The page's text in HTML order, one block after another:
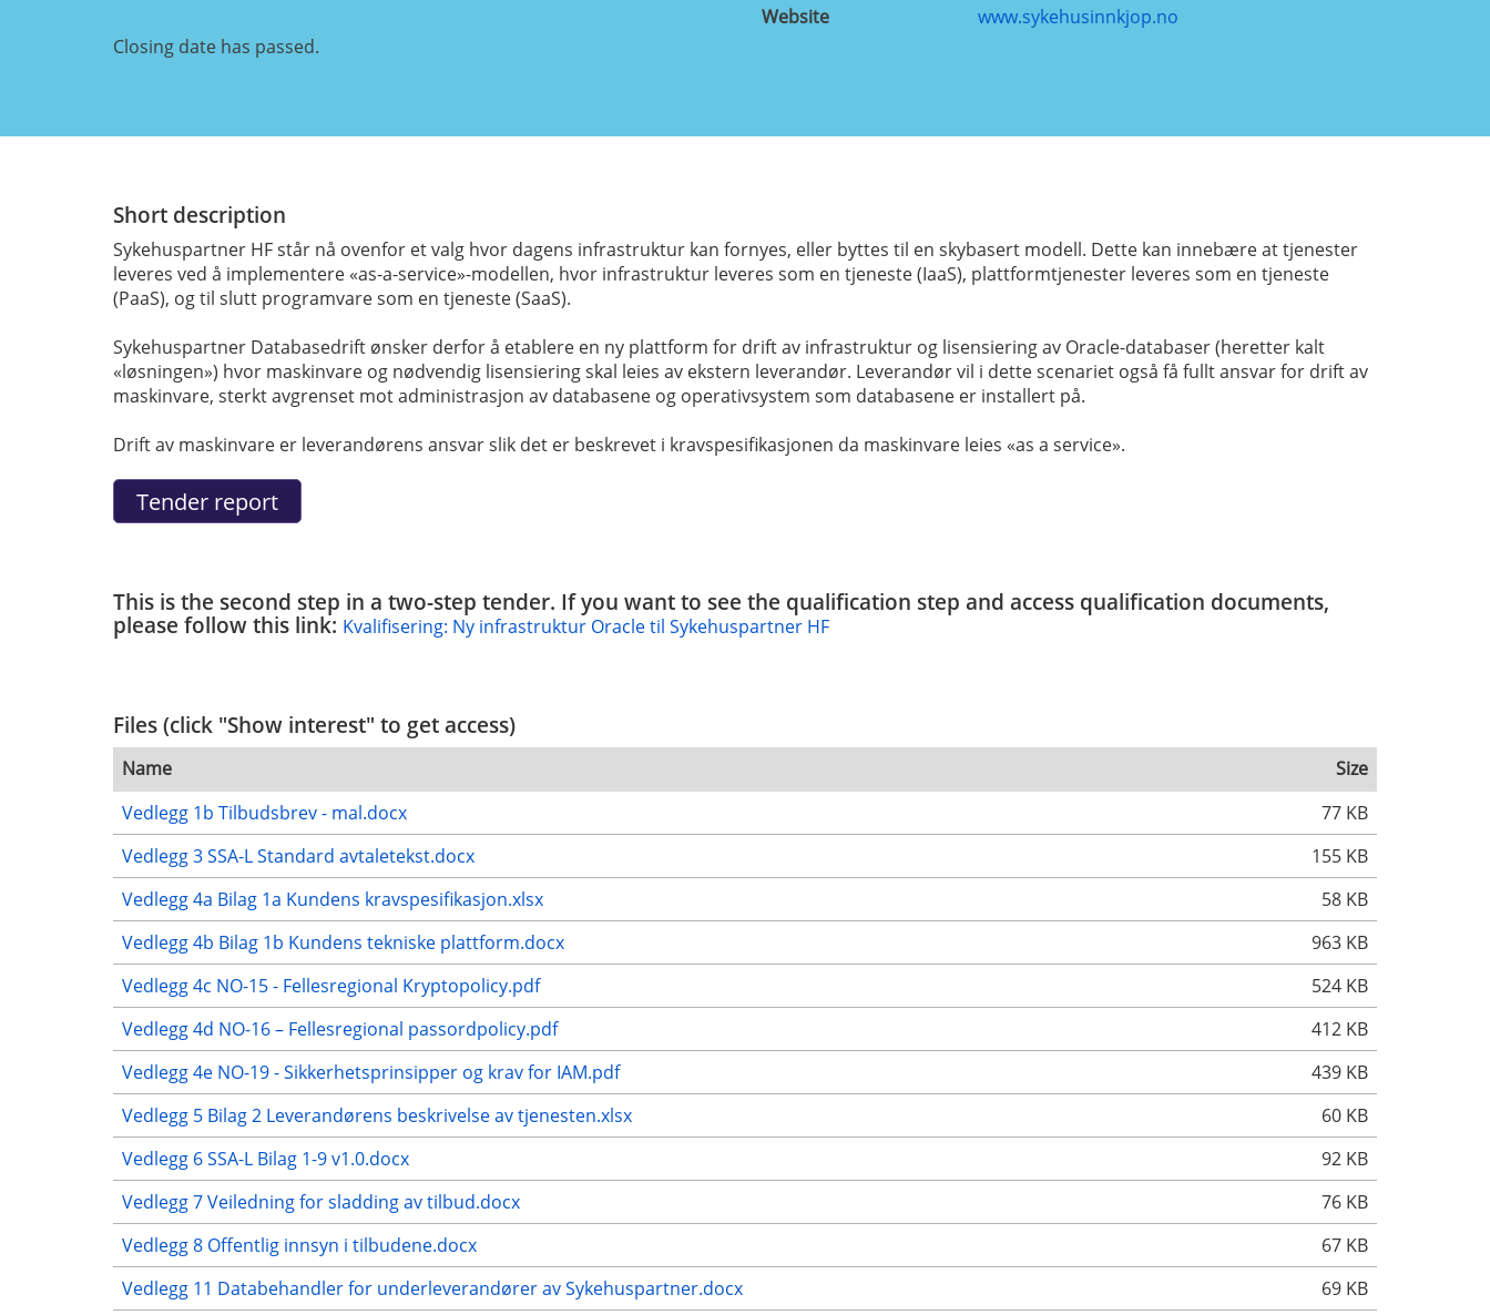
Website
www.sykehusinnkjop.no
Closing date has passed.
Short description
Sykehuspartner HF står nå ovenfor et valg hvor dagens infrastruktur kan fornyes, eller byttes til en skybasert modell. Dette kan innebære at tjenester
leveres ved å implementere «as-a-service»-modellen, hvor infrastruktur leveres som en tjeneste (IaaS), plattformtjenester leveres som en tjeneste
(PaaS), og til slutt programvare som en tjeneste (SaaS).
Sykehuspartner Databasedrift ønsker derfor å etablere en ny plattform for drift av infrastruktur og lisensiering av Oracle-databaser (heretter kalt
«løsningen») hvor maskinvare og nødvendig lisensiering skal leies av ekstern leverandør. Leverandør vil i dette scenariet også få fullt ansvar for drift av
maskinvare, sterkt avgrenset mot administrasjon av databasene og operativsystem som databasene er installert på.
Drift av maskinvare er leverandørens ansvar slik det er beskrevet i kravspesifikasjonen da maskinvare leies «as a service».
This is the second step in a two-step tender. If you want to see the qualification step and access qualification documents,
please follow this link: Kvalifisering: Ny infrastruktur Oracle til Sykehuspartner HF
Files (click "Show interest" to get access)
Name
Size
Vedlegg 1b Tilbudsbrev - mal.docx
77 KB
Vedlegg 3 SSA-L Standard avtaletekst.docx
155 KB
Vedlegg 4a Bilag 1a Kundens kravspesifikasjon.xlsx
58 KB
Vedlegg 4b Bilag 1b Kundens tekniske plattform.docx
963 KB
Vedlegg 4c NO-15 - Fellesregional Kryptopolicy.pdf
524 KB
Vedlegg 4d NO-16 – Fellesregional passordpolicy.pdf
412 KB
Vedlegg 4e NO-19 - Sikkerhetsprinsipper og krav for IAM.pdf
439 KB
Vedlegg 5 Bilag 2 Leverandørens beskrivelse av tjenesten.xlsx
60 KB
Vedlegg 6 SSA-L Bilag 1-9 v1.0.docx
92 KB
Vedlegg 7 Veiledning for sladding av tilbud.docx
76 KB
Vedlegg 8 Offentlig innsyn i tilbudene.docx
67 KB
Vedlegg 11 Databehandler for underleverandører av Sykehuspartner.docx
69 KB